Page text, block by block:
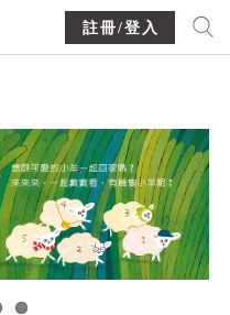
註冊/登入